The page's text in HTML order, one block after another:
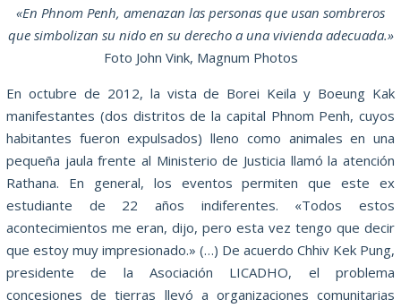
«En Phnom Penh, amenazan las personas que usan sombreros
que simbolizan su nido en su derecho a una vivienda adecuada.»
Foto John Vink, Magnum Photos
En octubre de 2012, la vista de Borei Keila y Boeung Kak
manifestantes (dos distritos de la capital Phnom Penh, cuyos
habitantes fueron expulsados) lleno como animales en una
pequeña jaula frente al Ministerio de Justicia llamó la atención
Rathana. En general, los eventos permiten que este ex
estudiante de 22 años indiferentes. «Todos estos
acontecimientos me eran, dijo, pero esta vez tengo que decir
que estoy muy impresionado.» (…) De acuerdo Chhiv Kek Pung,
presidente de la Asociación LICADHO, el problema
concesiones de tierras llevó a organizaciones comunitarias